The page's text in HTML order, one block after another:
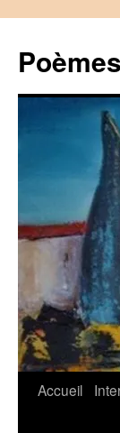
contenu
Accueil